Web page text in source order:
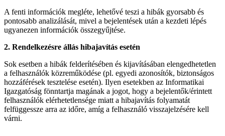
A fenti információk megléte, lehetővé teszi a hibák gyorsabb és
pontosabb analizálását, mivel a bejelentések után a kezdeti lépés
ugyanezen információk összegyűjtése.
2. Rendelkezésre állás hibajavítás esetén
Sok esetben a hibák felderítésében és kijavításában elengedhetetlen
a felhasználók közreműködése (pl. egyedi azonosítók, biztonságos
hozzáférések tesztelése esetén). Ilyen esetekben az Informatikai
Igazgatóság fönntartja magának a jogot, hogy a bejelentők/érintett
felhasználók elérhetetlensége miatt a hibajavítás folyamatát
felfüggessze arra az időre, amíg a felhasználó visszajelzésére kell
várni.